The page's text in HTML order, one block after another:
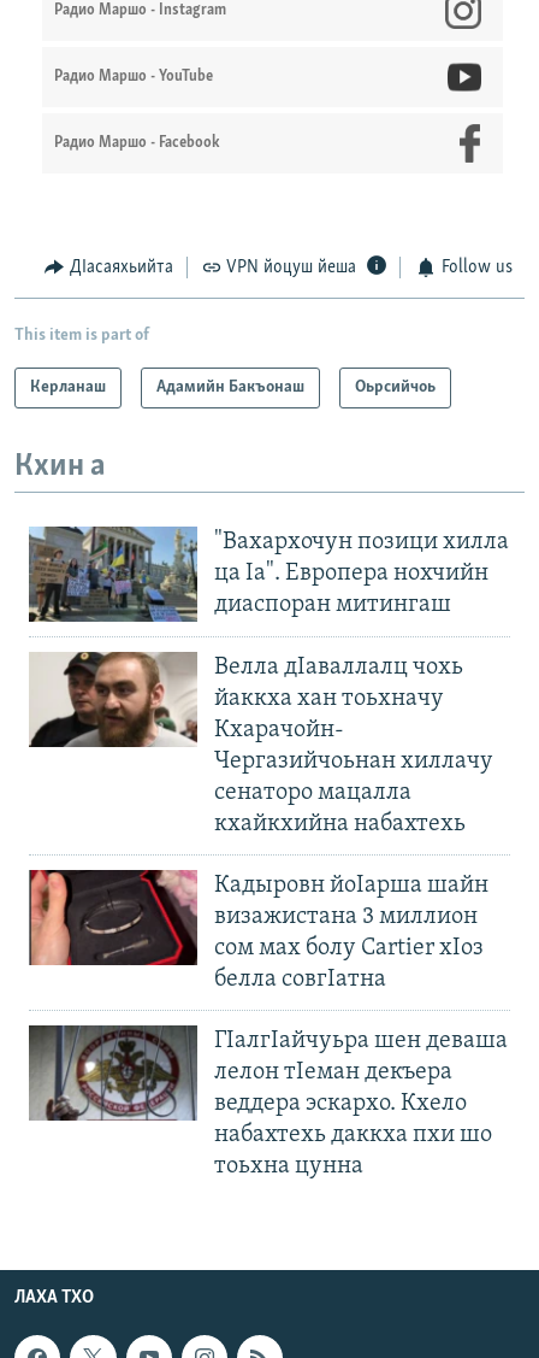
Радио Маршо - Instagram
Радио Маршо - YouTube
Радио Маршо - Facebook
ДIасаяхьийта VPN йоцуш йеша Follow us
This item is part of
Керланаш Адамийн Бакъонаш Оьрсийчоь
Кхин а
"Вахархочун позици хилла
ца Iа". Европера нохчийн
диаспоран митингаш
Велла дIаваллалц чохь
йаккха хан тоьхначу
Кхарачойн-
Чергазийчоьнан хиллачу
сенаторо мацалла
кхайкхийна набахтехь
Кадыровн йоIарша шайн
визажистана 3 миллион
сом мах болу Cartier хIоз
белла совгIатна
ГIалгIайчуьра шен деваша
лелон тIеман декъера
веддера эскархо. Кхело
набахтехь даккха пхи шо
тоьхна цунна
ЛАХА ТХО